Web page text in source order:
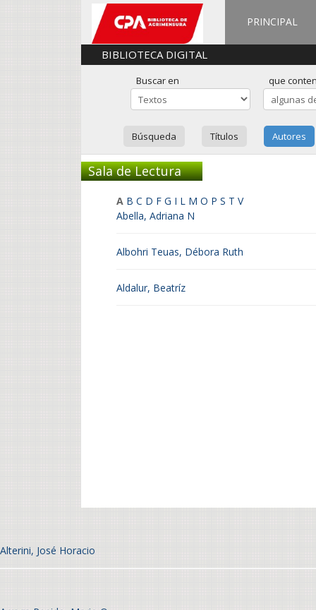
PRINCIPAL
BIBLIOTECA DIGITAL
Buscar en que
Búsqueda Títulos Autores
Sala de Lectura
A B C D F G I L M O P S T V
Abella, Adriana N
Albohri Teuas, Débora Ruth
Aldalur, Beatríz
Alterini, José Horacio